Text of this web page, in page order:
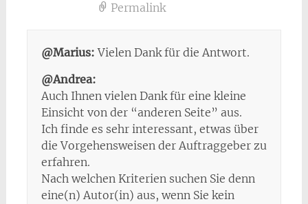
Permalink
@Marius:Vielen Dank für die Antwort.
@Andrea:
Auch Ihnen vielen Dank für eine kleine
Einsicht von der “anderen Seite” aus.
Ich finde es sehr interessant, etwas über
die Vorgehensweisen der Auftraggeber zu
erfahren.
Nach welchen Kriterien suchen Sie denn
eine(n) Autor(in) aus, wenn Sie kein